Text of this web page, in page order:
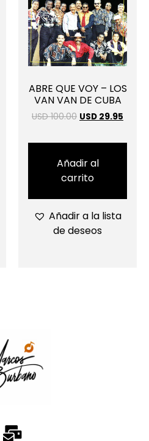
ABRE QUE VOY – LOS
VAN VAN DE CUBA
USD 100.00 USD 29.95
Añadir al
carrito
Añadir a la lista
de deseos